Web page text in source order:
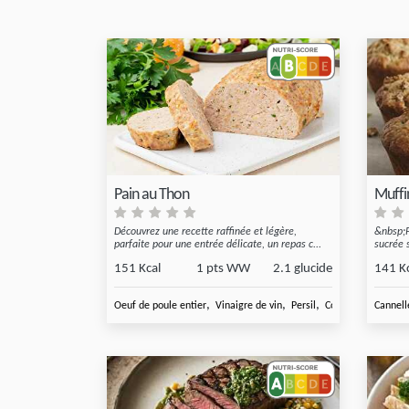
Pain au Thon
Découvrez une recette raffinée et légère,
parfaite pour une entrée délicate, un repas c...
151 Kcal 1 pts WW 2.1 glucide
Oeuf de poule entier, Vinaigre de vin, Persil , Coulis de tomate,
sucrée
141